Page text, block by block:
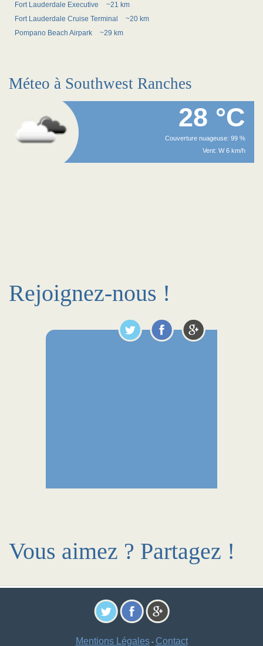
Fort Lauderdale Executive
~21 km
Fort Lauderdale Cruise Terminal
~20 km
Pompano Beach Airpark
~29 km
Méteo à Southwest Ranches
28 °C
Couverture nuageuse: 99 %
Vent: W 6 km/h
Rejoignez-nous !
Vous aimez ? Partagez !
Mentions Légales- Contact